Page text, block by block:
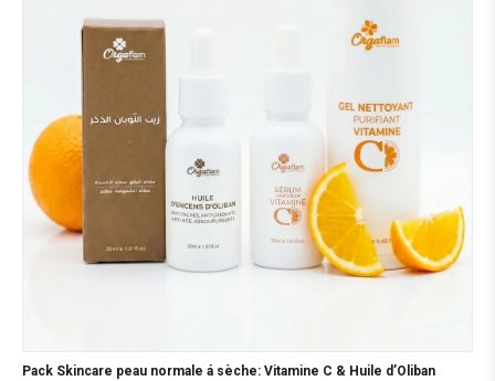
Pack Skincare peau normale á sèche: Vitamine C & Huile d’Oliban